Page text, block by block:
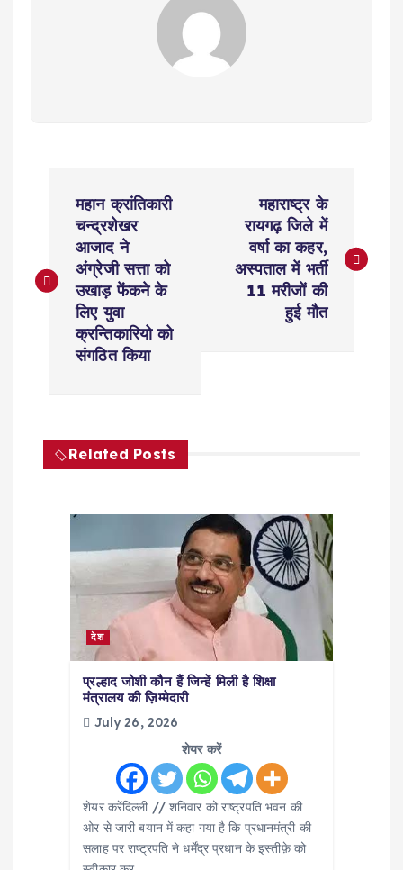
s
v
महान क्रांतिकारी
चन्द्रशेखर
आजाद ने
अंग्रेजी सत्ता को
उखाड़ फेंकने के
लिए युवा
क्रन्तिकारियो को
संगठित किया
महाराष्ट्र के
रायगढ़ जिले में
वर्षा का कहर,
अस्पताल में भर्ती
11 मरीजों की
हुई मौत
Related Posts
देश
प्रल्हाद जोशी कौन हैं जिन्हें मिली है शिक्षा
मंत्रालय की ज़िम्मेदारी
July 26, 2026
शेयर करें
शेयर करेंदिल्ली // शनिवार को राष्ट्रपति भवन की
ओर से जारी बयान में कहा गया है कि प्रधानमंत्री की
सलाह पर राष्ट्रपति ने धर्मेंद्र प्रधान के इस्तीफ़े को